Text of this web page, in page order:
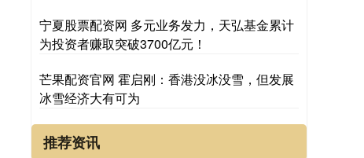
宁夏股票配资网 多元业务发力，天弘基金累计
为投资者赚取突破3700亿元！
芒果配资官网 霍启刚：香港没冰没雪，但发展
冰雪经济大有可为
推荐资讯